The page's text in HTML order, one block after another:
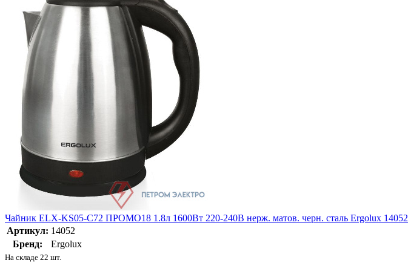
Чайник ELX-KS05-C72 ПРОМО18 1.8л 1600Вт 220-240В нерж. матов. черн. сталь Ergolux 14052
Артикул: 14052
Бренд:
Ergolux
На складе 22 шт.